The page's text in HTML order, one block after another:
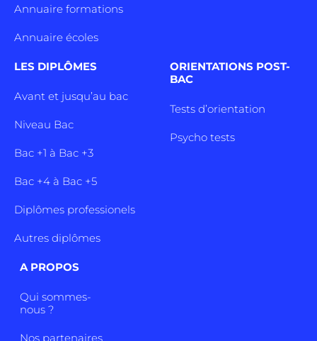
Annuaire formations
Annuaire écoles
LES DIPLÔMES
Avant et jusqu’au bac
Niveau Bac
Bac +1 à Bac +3
Bac +4 à Bac +5
Diplômes professionels
Autres diplômes
ORIENTATIONS POST-
BAC
Tests d’orientation
Psycho tests
A PROPOS
Qui sommes-
nous ?
Nos partenaires